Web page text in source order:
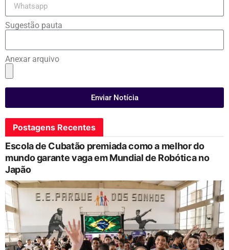
Sugestão pauta
Anexar arquivo
Enviar Notícia
Postagens Recentes
Escola de Cubatão premiada como a melhor do
mundo garante vaga em Mundial de Robótica no
Japão